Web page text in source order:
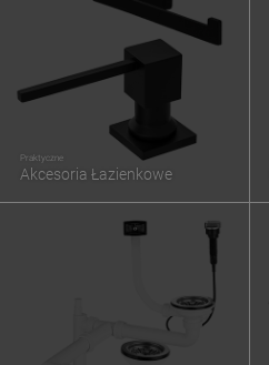
Praktyczne
Akcesoria Łazienkowe